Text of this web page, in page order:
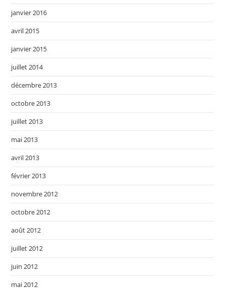
janvier 2016
avril 2015
janvier 2015
juillet 2014
décembre 2013
octobre 2013
juillet 2013
mai 2013
avril 2013
février 2013
novembre 2012
octobre 2012
août 2012
juillet 2012
juin 2012
mai 2012